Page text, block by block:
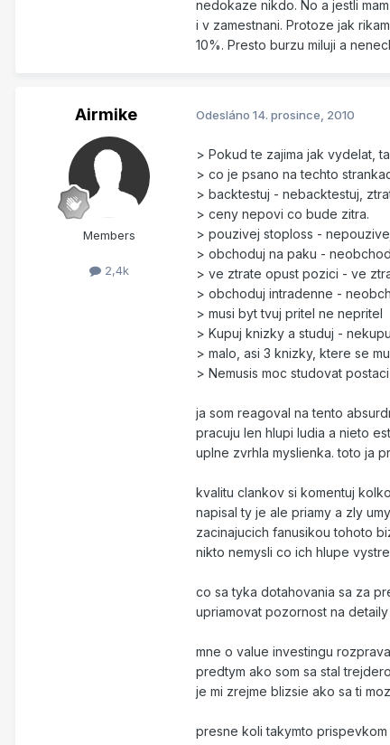
nedokaze nikdo. No a jestli
i v zamestnani. Protoze jak
10%. Presto burzu miluji a
Airmike
Members
2,4k
Odesláno 14. prosince, 2010
> Pokud te zajima jak vydelat,
> co je psano na techto
> backtestuj - nebacktestuj,
> ceny nepovi co bude zitra.
> pouzivej stoploss -
> obchoduj na paku -
> ve ztrate opust pozici - ve
> obchoduj intradenne -
> musi byt tvuj pritel ne nepritel
> Kupuj knizky a studuj -
> malo, asi 3 knizky, ktere se
> Nemusis moc studovat
ja som reagoval na tento
pracuju len hlupi ludia a nieto
uplne zvrhla myslienka. toto ja
kvalitu clankov si komentuj
napisal ty je ale priamy a zly
zacinajucich fanusikou tohoto
nikto nemysli co ich hlupe
co sa tyka dotahovania sa za
upriamovat pozornost na
mne o value investingu
predtym ako som sa stal
je mi zrejme blizsie ako sa ti
presne koli takymto